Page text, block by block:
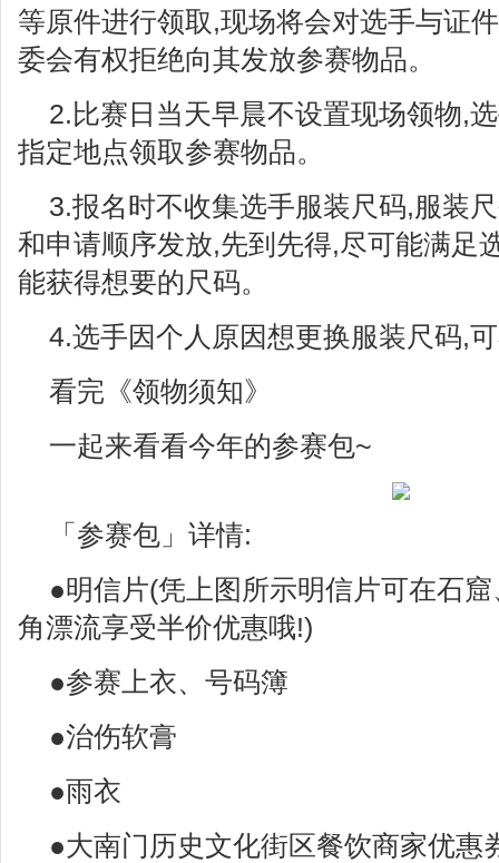
等原件进行领取,现场将会对选手与证
委会有权拒绝向其发放参赛物品。
2.比赛日当天早晨不设置现场领物,
指定地点领取参赛物品。
3.报名时不收集选手服装尺码,服装
和申请顺序发放,先到先得,尽可能满足
能获得想要的尺码。
4.选手因个人原因想更换服装尺码,
看完《领物须知》
一起来看看今年的参赛包~
「参赛包」详情:
●明信片(凭上图所示明信片可在石
角漂流享受半价优惠哦!)
●参赛上衣、号码簿
●治伤软膏
●雨衣
●大南门历史文化街区餐饮商家优惠